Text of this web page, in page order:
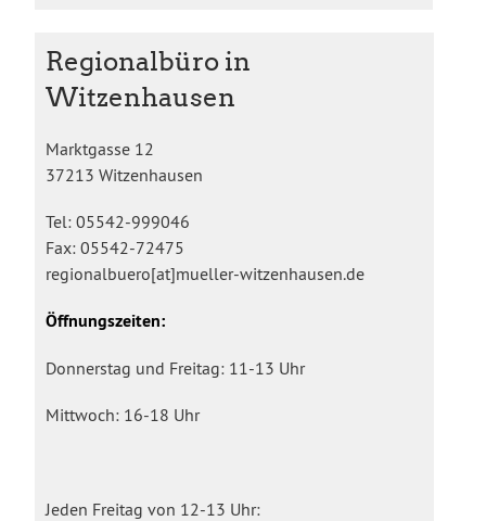
Regionalbüro in
Witzenhausen
Marktgasse 12
37213 Witzenhausen
Tel: 05542-999046
Fax: 05542-72475
regionalbuero[at]mueller-witzenhausen.de
Öffnungszeiten:
Donnerstag und Freitag: 11-13 Uhr
Mittwoch: 16-18 Uhr
Jeden Freitag von 12-13 Uhr: